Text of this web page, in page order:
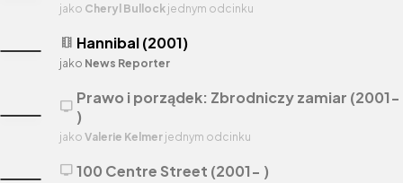
theaters Hannibal (2001)
jako News Reporter
jako Cheryl Bullock jednym odcinku
tv Prawo i porządek: Zbrodniczy zamiar (2001-
)
jako Valerie Kelmer jednym odcinku
tv 100 Centre Street (2001- )